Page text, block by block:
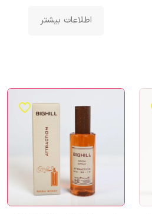
اطلاعات بیشتر